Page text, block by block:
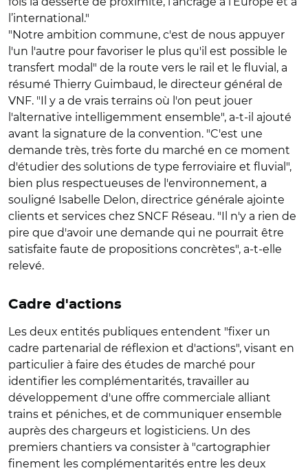
l’international."
"Notre ambition commune, c'est de nous appuyer
l'un l'autre pour favoriser le plus qu'il est possible le
transfert modal" de la route vers le rail et le fluvial, a
résumé Thierry Guimbaud, le directeur général de
VNF. "Il y a de vrais terrains où l'on peut jouer
l'alternative intelligemment ensemble", a-t-il ajouté
avant la signature de la convention. "C'est une
demande très, très forte du marché en ce moment
d'étudier des solutions de type ferroviaire et fluvial",
bien plus respectueuses de l'environnement, a
souligné Isabelle Delon, directrice générale ajointe
clients et services chez SNCF Réseau. "Il n'y a rien de
pire que d'avoir une demande qui ne pourrait être
satisfaite faute de propositions concrètes", a-t-elle
relevé.
Cadre d'actions
Les deux entités publiques entendent "fixer un
cadre partenarial de réflexion et d'actions", visant en
particulier à faire des études de marché pour
identifier les complémentarités, travailler au
développement d'une offre commerciale alliant
trains et péniches, et de communiquer ensemble
auprès des chargeurs et logisticiens. Un des
premiers chantiers va consister à "cartographier
finement les complémentarités entre les deux